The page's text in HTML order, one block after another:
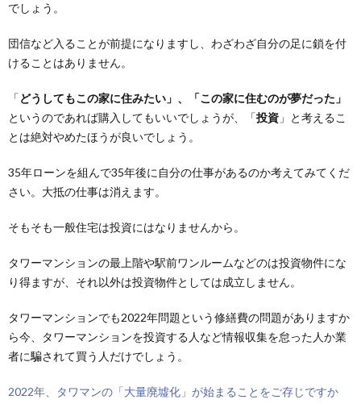
でしょう。
団信など入ることが前提になりますし、わざわざ自分の足に鎖を付
けることはありません。
「どうしてもこの家に住みたい」、「この家に住むのが夢だった」
というのであれば購入してもいいでしょうが、「投資 」と考えるこ
とは絶対やめたほうが良いでしょう。
35年ローンを組んで35年後に自分の仕事があるのか考えてみてくだ
さい。大抵の仕事は消えます。
そもそも一般住宅は投資にはなりませんから。
タワーマンションの最上階や駅前ワンルームなどのは投資物件にな
り得ますが、それ以外は投資物件としては成立しません。
タワーマンションでも2022年問題という修繕費の問題がありますか
ら今、タワーマンションを投資する人など情報収集を怠った人か業
者に騙されて買う人だけでしょう。
2022年、タワマンの「大量廃墟化」が始まることをご存じですか